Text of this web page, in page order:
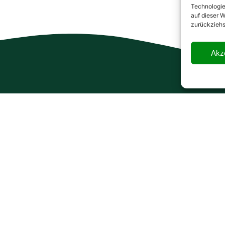
auf dieser